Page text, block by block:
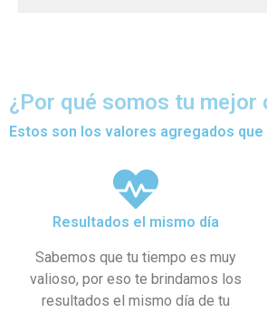
¿Por qué somos tu mejor
Estos son los valores agregados
Resultados el mismo día
Sabemos que tu tiempo es muy
valioso, por eso te brindamos los
resultados el mismo día de tu